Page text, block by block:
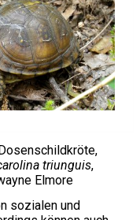
triunguis,
Elmore
sozialen und